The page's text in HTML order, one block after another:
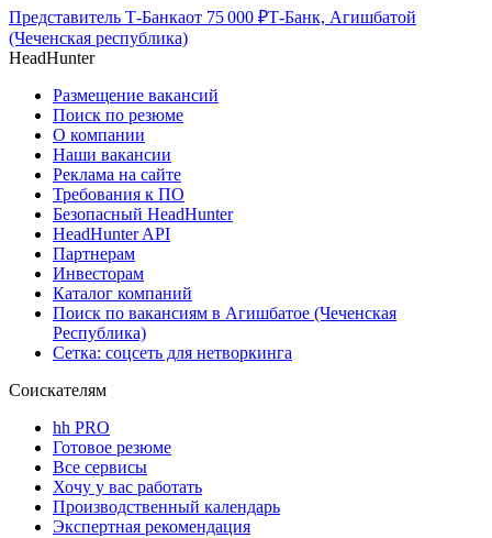
Представитель Т-Банкаот 75 000 ₽Т-Банк, Агишбатой
(Чеченская республика)
HeadHunter
Размещение вакансий
Поиск по резюме
О компании
Наши вакансии
Реклама на сайте
Требования к ПО
Безопасный HeadHunter
HeadHunter API
Партнерам
Инвесторам
Каталог компаний
Поиск по вакансиям в Агишбатое (Чеченская
Республика)
Сетка: соцсеть для нетворкинга
Соискателям
hh PRO
Готовое резюме
Все сервисы
Хочу у вас работать
Производственный календарь
Экспертная рекомендация